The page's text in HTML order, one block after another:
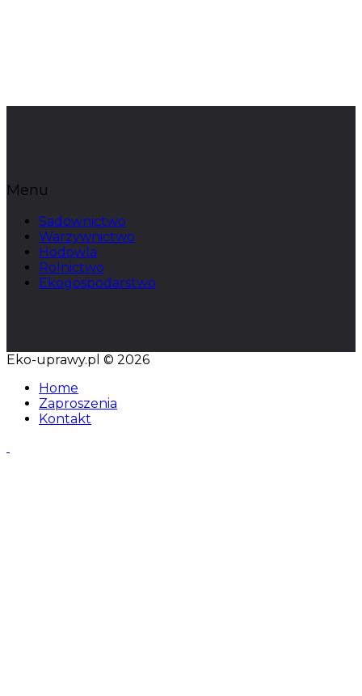
Menu
Sadownictwo
Warzywnictwo
Hodowla
Rolnictwo
Ekogospodarstwo
Eko-uprawy.pl © 2026
Home
Zaproszenia
Kontakt